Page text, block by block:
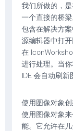
我们所做的，
一个直接的桥
包含在解决方
源编辑器中打
在
进行处理。当
IDE 会自动刷新
使用图像对象
使用图像对象
能。它允许在